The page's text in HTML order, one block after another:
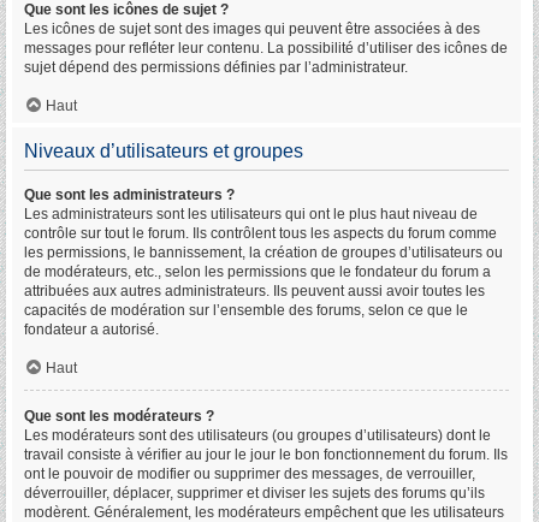
Que sont les icônes de sujet ?
Les icônes de sujet sont des images qui peuvent être associées à des
messages pour refléter leur contenu. La possibilité d’utiliser des icônes de
sujet dépend des permissions définies par l’administrateur.
Haut
Niveaux d’utilisateurs et groupes
Que sont les administrateurs ?
Les administrateurs sont les utilisateurs qui ont le plus haut niveau de
contrôle sur tout le forum. Ils contrôlent tous les aspects du forum comme
les permissions, le bannissement, la création de groupes d’utilisateurs ou
de modérateurs, etc., selon les permissions que le fondateur du forum a
attribuées aux autres administrateurs. Ils peuvent aussi avoir toutes les
capacités de modération sur l’ensemble des forums, selon ce que le
fondateur a autorisé.
Haut
Que sont les modérateurs ?
Les modérateurs sont des utilisateurs (ou groupes d’utilisateurs) dont le
travail consiste à vérifier au jour le jour le bon fonctionnement du forum. Ils
ont le pouvoir de modifier ou supprimer des messages, de verrouiller,
déverrouiller, déplacer, supprimer et diviser les sujets des forums qu’ils
modèrent. Généralement, les modérateurs empêchent que les utilisateurs